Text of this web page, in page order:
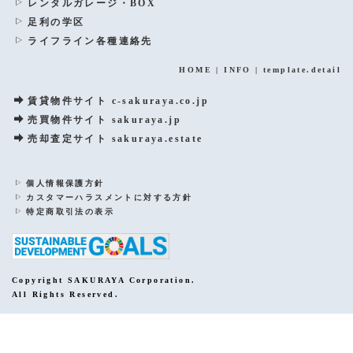
レンタルガレージ・BOX
足利の学区
ライフライン各種連絡先
HOME |INFO | template.detail
賃貸物件サイト c-sakuraya.co.jp
売買物件サイト sakuraya.jp
売却査定サイト sakuraya.estate
個人情報保護方針
カスタマーハラスメントに対する方針
特定商取引法の表示
Copyright SAKURAYA Corporation.
All Rights Reserved.